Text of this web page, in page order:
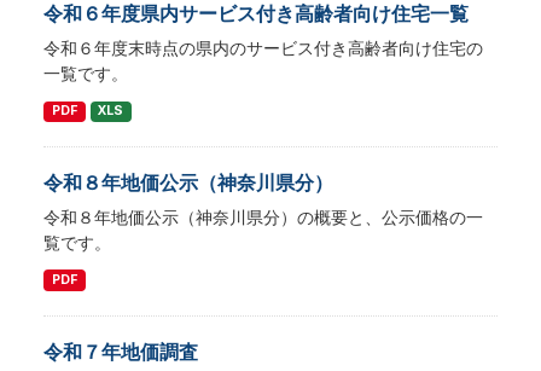
令和６年度県内サービス付き高齢者向け住宅一覧
令和６年度末時点の県内のサービス付き高齢者向け住宅の
一覧です。
PDF XLS
令和８年地価公示（神奈川県分）
令和８年地価公示（神奈川県分）の概要と、公示価格の一
覧です。
PDF
令和７年地価調査